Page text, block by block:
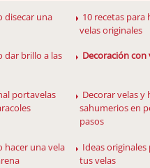
disecar una
10 recetas para
velas originales
dar brillo a las
Decoración con
portavelas
Decorar velas y
sahumerios en
pasos
hacer una vela
Ideas originales
tus velas